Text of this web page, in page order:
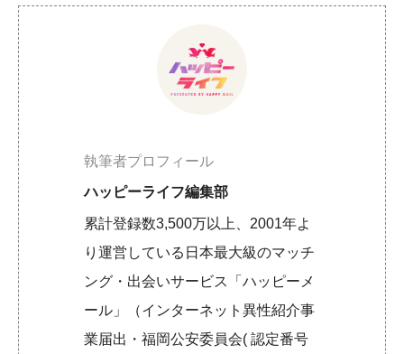
執筆者プロフィール
ハッピーライフ編集部
累計登録数3,500万以上、2001年よ
り運営している日本最大級のマッチ
ング・出会いサービス「ハッピーメ
ール」（インターネット異性紹介事
業届出・福岡公安委員会( 認定番号